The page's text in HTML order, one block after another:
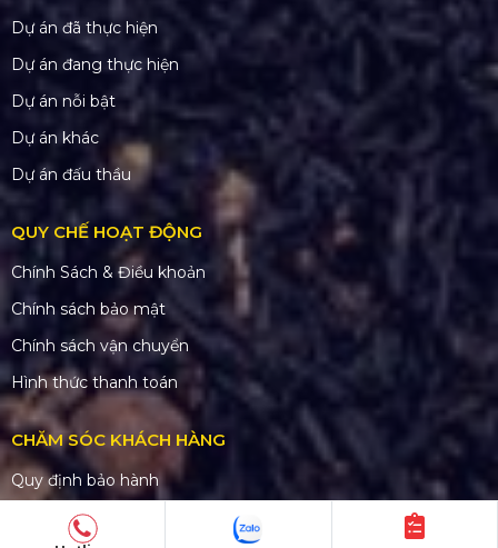
Dự án đã thực hiện
Dự án đang thực hiện
Dự án nỗi bật
Dự án khác
Dự án đấu thầu
QUY CHẾ HOẠT ĐỘNG
Chính Sách & Điều khoản
Chính sách bảo mật
Chính sách vận chuyển
Hình thức thanh toán
CHĂM SÓC KHÁCH HÀNG
Quy định bảo hành
Chính sách bán hàng